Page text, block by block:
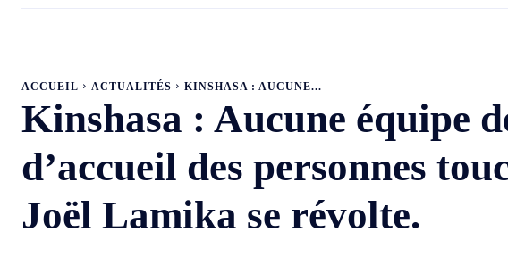
ACCUEIL ACTUALITÉS KINSHASA : AUCUNE...
Kinshasa : Aucune équipe
d’accueil des personnes
Joël Lamika se révolte.